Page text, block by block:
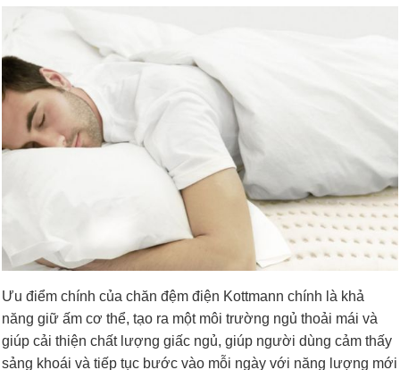
Ưu điểm chính của chăn đệm điện Kottmann chính là khả
năng giữ ấm cơ thể, tạo ra một môi trường ngủ thoải mái và
giúp cải thiện chất lượng giấc ngủ, giúp người dùng cảm thấy
sảng khoái và tiếp tục bước vào mỗi ngày với năng lượng mới